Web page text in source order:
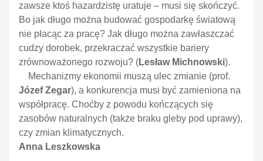
zawsze ktoś hazardzistę uratuje – musi się skończyć.
Bo jak długo można budować gospodarkę światową
nie płacąc za pracę? Jak długo można zawłaszczać
cudzy dorobek, przekraczać wszystkie bariery
zrównoważonego rozwoju? (Lesław Michnowski).
Mechanizmy ekonomii muszą ulec zmianie (prof.
Józef Zegar), a konkurencja musi być zamieniona na
współpracę. Choćby z powodu kończących się
zasobów naturalnych (także braku gleby pod uprawy),
czy zmian klimatycznych.
Anna Leszkowska